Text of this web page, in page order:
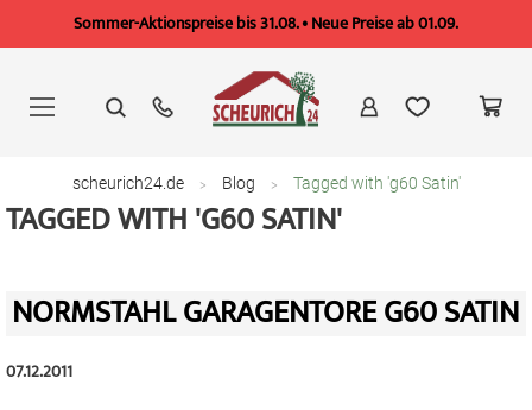
Sommer-Aktionspreise bis 31.08. • Neue Preise ab 01.09.
springen
scheurich24.de Blog Tagged with 'g60 Satin'
TAGGED WITH 'G60 SATIN'
NORMSTAHL GARAGENTORE G60 SATIN
07.12.2011